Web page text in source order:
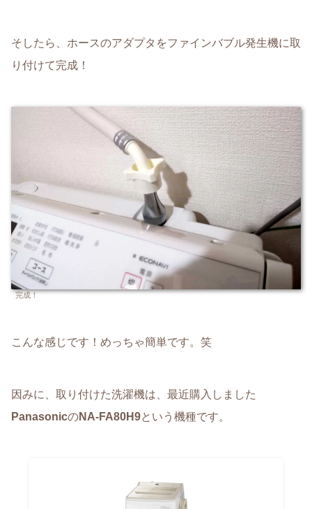
そしたら、ホースのアダプタをファインバブル発生機に取
り付けて完成！
完成！
こんな感じです！めっちゃ簡単です。笑
因みに、取り付けた洗濯機は、最近購入しました
PanasonicのNA-FA80H9という機種です。